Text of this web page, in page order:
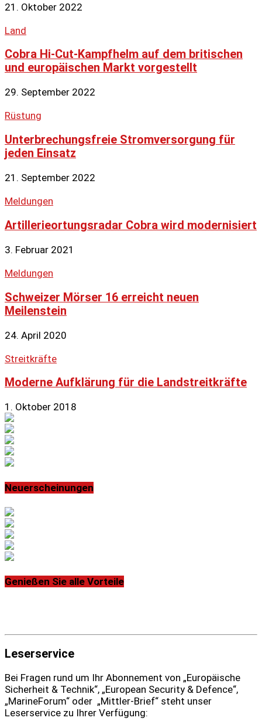
21. Oktober 2022
Land
Cobra Hi-Cut-Kampfhelm auf dem britischen
und europäischen Markt vorgestellt
29. September 2022
Rüstung
Unterbrechungsfreie Stromversorgung für
jeden Einsatz
21. September 2022
Meldungen
Artillerieortungsradar Cobra wird modernisiert
3. Februar 2021
Meldungen
Schweizer Mörser 16 erreicht neuen
Meilenstein
24. April 2020
Streitkräfte
Moderne Aufklärung für die Landstreitkräfte
1. Oktober 2018
Neuerscheinungen
Genießen Sie alle Vorteile
Leserservice
Bei Fragen rund um Ihr Abonnement von „Europäische
Sicherheit & Technik“, „European Security & Defence“,
„MarineForum“ oder „Mittler-Brief“ steht unser
Leserservice zu Ihrer Verfügung: